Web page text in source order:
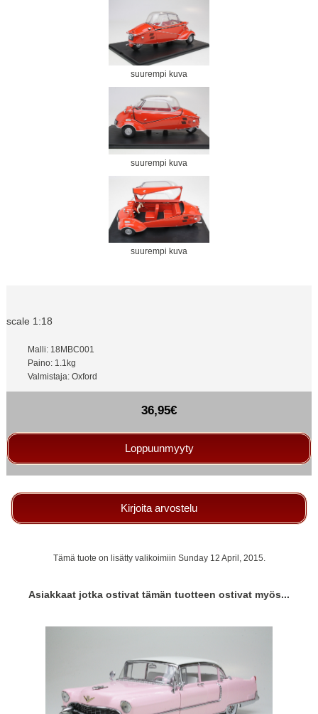
suurempi kuva
suurempi kuva
suurempi kuva
scale 1:18
Malli: 18MBC001
Paino: 1.1kg
Valmistaja: Oxford
36,95€
Loppuunmyyty
Kirjoita arvostelu
Tämä tuote on lisätty valikoimiin Sunday 12 April, 2015.
Asiakkaat jotka ostivat tämän tuotteen ostivat myös...